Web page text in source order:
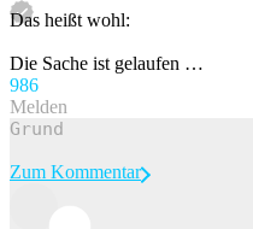
Das heißt wohl:
Die Sache ist gelaufen …
986
Melden
Zum Kommentar